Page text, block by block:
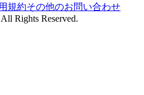
規約その他のお問い合わせ
Rights Reserved.